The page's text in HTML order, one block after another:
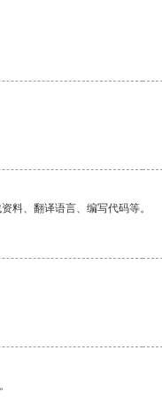
料、翻译语言、编写代码等。